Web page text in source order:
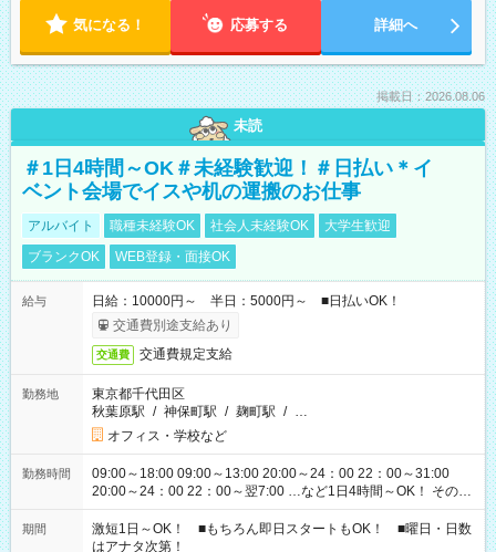
気になる！ 応募する 詳細へ
掲載日：2026.08.06
未読
＃1日4時間～OK＃未経験歓迎！＃日払い＊イ
ベント会場でイスや机の運搬のお仕事
アルバイト 職種未経験OK 社会人未経験OK
大学生歓迎
ブランクOK
WEB登録・面接OK
給与
日給：10000円～ 半日：5000円～ ■日払いOK！
交通費別途支給あり
交通費 交通費規定支給
勤務地
東京都千代田区
秋葉原駅 / 神保町駅 / 麹町駅 / …
オフィス・学校など
勤務時間
09:00～18:00 09:00～13:00 20:00～24：00 22：00～31:00
20:00～24：00 22：00～翌7:00 …など1日4時間～OK！ その他
シフトもございます！ お気軽にご相談ください！
期間
激短1日～OK！ ■もちろん即日スタートもOK！ ■曜日・日数
はアナタ次第！